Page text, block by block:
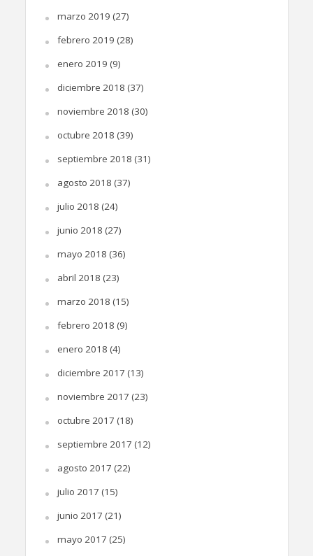
marzo 2019 (27)
febrero 2019 (28)
enero 2019 (9)
diciembre 2018 (37)
noviembre 2018 (30)
octubre 2018 (39)
septiembre 2018 (31)
agosto 2018 (37)
julio 2018 (24)
junio 2018 (27)
mayo 2018 (36)
abril 2018 (23)
marzo 2018 (15)
febrero 2018 (9)
enero 2018 (4)
diciembre 2017 (13)
noviembre 2017 (23)
octubre 2017 (18)
septiembre 2017 (12)
agosto 2017 (22)
julio 2017 (15)
junio 2017 (21)
mayo 2017 (25)